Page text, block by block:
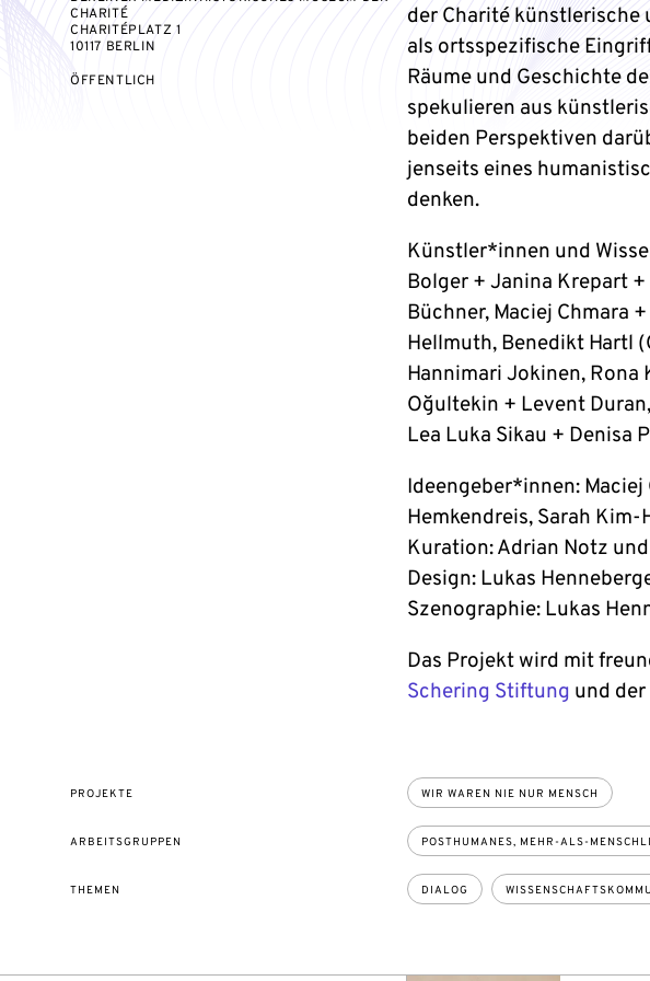
CHARITÉ
CHARITÉPLATZ 1
10117 BERLIN
VERANSTALTUNGSZUGANG:
ÖFFENTLICH
der Charité künstlerische
als ortsspezifische
Räume und Geschichte
spekulieren aus
beiden Perspektiven
jenseits eines
denken.
Künstler*innen und
Bolger + Janina Krepart
Büchner, Maciej Chmara
Hellmuth, Benedikt Hartl
Hannimari Jokinen, Rona
Oğultekin + Levent
Lea Luka Sikau + Denisa
Ideengeber*innen:
Hemkendreis, Sarah
Kuration: Adrian Notz
Design: Lukas
Szenographie: Lukas
Das Projekt wird mit
Schering Stiftung und der
PROJEKTE WIR WAREN NIE NUR MENSCH
ARBEITSGRUPPEN POSTHUMANES, MEHR-ALS-
THEMEN DIALOG